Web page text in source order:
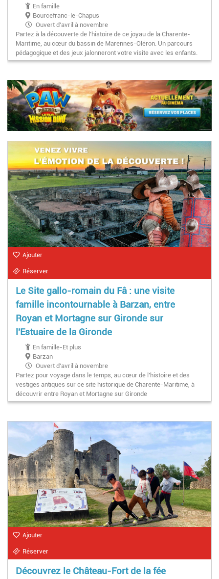
En famille
Bourcefranc-le-Chapus
Ouvert d'avril à novembre
Partez à la découverte de l’histoire de ce joyau de la Charente-
Maritime, au cœur du bassin de Marennes-Oléron. Un parcours
pédagogique et des jeux jalonneront votre visite avec les enfants.
Ajouter
Réserver
Le Site gallo-romain du Fâ : une visite
famille incontournable à Barzan, entre
Royan et Mortagne sur Gironde sur
l'Estuaire de la Gironde
En famille-Et plus
Barzan
Ouvert d'avril à novembre
Partez pour voyage dans le temps, au cœur de l’histoire et des
vestiges antiques sur ce site historique de Charente-Maritime, à
découvrir entre Royan et Mortagne sur Gironde
Ajouter
Réserver
Découvrez le Château-Fort de la fée